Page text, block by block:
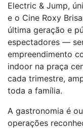
Electric & Jump,
e o Cine Roxy
última geração e
espectadores —
empreendimento
indoor na praça
cada trimestre,
toda a família.
A gastronomia é
operações